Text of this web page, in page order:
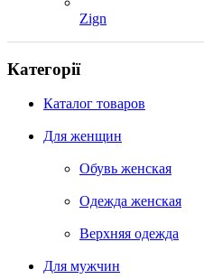
Zign
Категорії
Каталог товаров
Для женщин
Обувь женская
Одежда женская
Верхняя одежда
Для мужчин